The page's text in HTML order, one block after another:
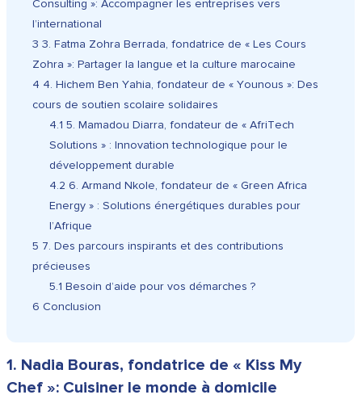
Consulting »: Accompagner les entreprises vers
l’international
3 3. Fatma Zohra Berrada, fondatrice de « Les Cours
Zohra »: Partager la langue et la culture marocaine
4 4. Hichem Ben Yahia, fondateur de « Younous »: Des
cours de soutien scolaire solidaires
4.1 5. Mamadou Diarra, fondateur de « AfriTech
Solutions » : Innovation technologique pour le
développement durable
4.2 6. Armand Nkole, fondateur de « Green Africa
Energy » : Solutions énergétiques durables pour
l’Afrique
5 7. Des parcours inspirants et des contributions
précieuses
5.1 Besoin d’aide pour vos démarches ?
6 Conclusion
1. Nadia Bouras, fondatrice de « Kiss My
Chef »: Cuisiner le monde à domicile